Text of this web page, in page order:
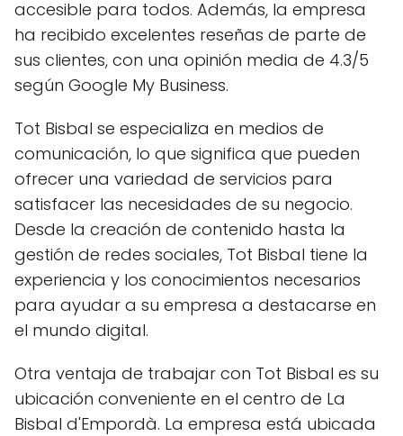
accesible para todos. Además, la empresa
ha recibido excelentes reseñas de parte de
sus clientes, con una opinión media de 4.3/5
según Google My Business.
Tot Bisbal se especializa en medios de
comunicación, lo que significa que pueden
ofrecer una variedad de servicios para
satisfacer las necesidades de su negocio.
Desde la creación de contenido hasta la
gestión de redes sociales, Tot Bisbal tiene la
experiencia y los conocimientos necesarios
para ayudar a su empresa a destacarse en
el mundo digital.
Otra ventaja de trabajar con Tot Bisbal es su
ubicación conveniente en el centro de La
Bisbal d'Empordà. La empresa está ubicada